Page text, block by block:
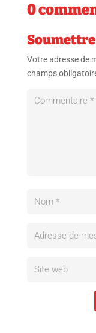
0
Votre adresse de
champs